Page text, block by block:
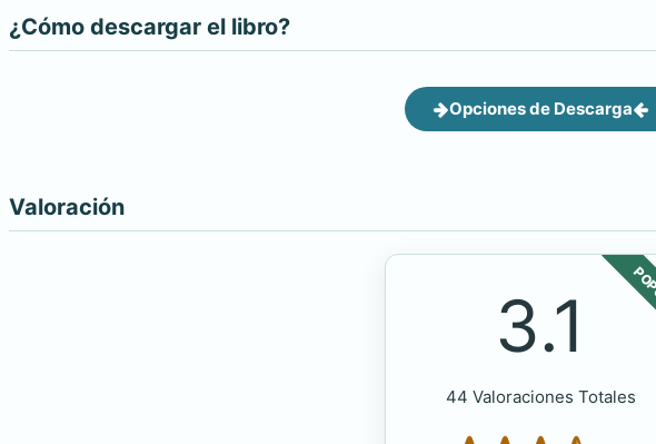
¿Cómo descargar el libro?
Opciones de Descarga
Valoración
3.1
44 Valoraciones Totales